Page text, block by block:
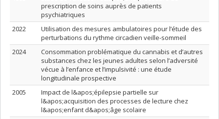
prescription de soins auprès de patients
psychiatriques
2022
Utilisation des mesures ambulatoires pour l’étude des
perturbations du rythme circadien veille-sommeil
2024
Consommation problématique du cannabis et d’autres
substances chez les jeunes adultes selon l’adversité
vécue à l’enfance et l’impulsivité : une étude
longitudinale prospective
2005
Impact de l&apos;épilepsie partielle sur
l&apos;acquisition des processes de lecture chez
l&apos;enfant d&apos;âge scolaire